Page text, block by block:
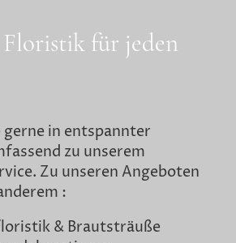
für jeden
in entspannter
zu unserem
Zu unseren Angeboten
:
& Brautsträuße